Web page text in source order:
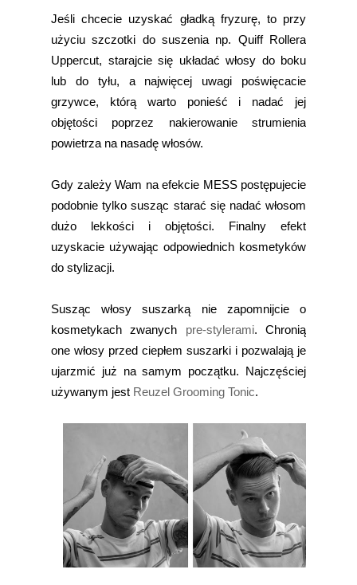
Jeśli chcecie uzyskać gładką fryzurę, to przy
użyciu szczotki do suszenia np. Quiff Rollera
Uppercut, starajcie się układać włosy do boku
lub do tyłu, a najwięcej uwagi poświęcacie
grzywce, którą warto ponieść i nadać jej
objętości poprzez nakierowanie strumienia
powietrza na nasadę włosów.
Gdy zależy Wam na efekcie MESS postępujecie
podobnie tylko susząc starać się nadać włosom
dużo lekkości i objętości. Finalny efekt
uzyskacie używając odpowiednich kosmetyków
do stylizacji.
Susząc włosy suszarką nie zapomnijcie o
kosmetykach zwanych pre-stylerami. Chronią
one włosy przed ciepłem suszarki i pozwalają je
ujarzmić już na samym początku. Najczęściej
używanym jest Reuzel Grooming Tonic.